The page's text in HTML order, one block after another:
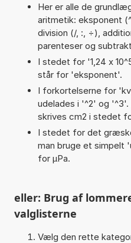
Her er alle de
aritmetik: eksponent
division (/, :, ÷),
parenteser og
I stedet for '1,24 x
står for 'eksponent'.
I forkortelserne for
udelades i '^2' og
skrives cm2 i stedet
I stedet for det
man bruge et simpelt
for µPa.
eller: Brug af
valglisterne
Vælg den rette